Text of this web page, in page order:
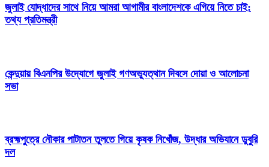
জুলাই যোদ্ধাদের সাথে নিয়ে আমরা আগামীর বাংলাদেশকে এগিয়ে নিতে চাই:
তথ্য প্রতিমন্ত্রী
কেন্দুয়ায় বিএনপির উদ্যোগে জুলাই গণঅভ্যুত্থান দিবসে দোয়া ও আলোচনা
সভা
ব্রহ্মপুত্রে নৌকার পাটাতন তুলতে গিয়ে কৃষক নিখোঁজ, উদ্ধার অভিযানে ডুবুরি
দল